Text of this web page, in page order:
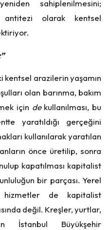
sahiplenilmesini;
antitezi olarak kentsel
arazilerin yaşamın
olan barınma, bakım
için dekullanılması, bu
yaratıldığı gerçeğini
kullanılarak yaratılan
önce üretilip, sonra
kapatılması kapitalist
bir parçası. Yerel
de kapitalist
değil. Kreşler, yurtlar,
İstanbul Büyükşehir